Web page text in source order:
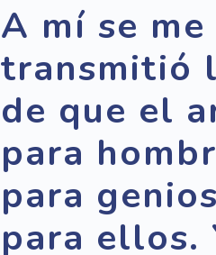
A mí se me
transmitió
de que el
para
para
para ellos.